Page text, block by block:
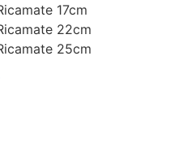
17cm
22cm
25cm